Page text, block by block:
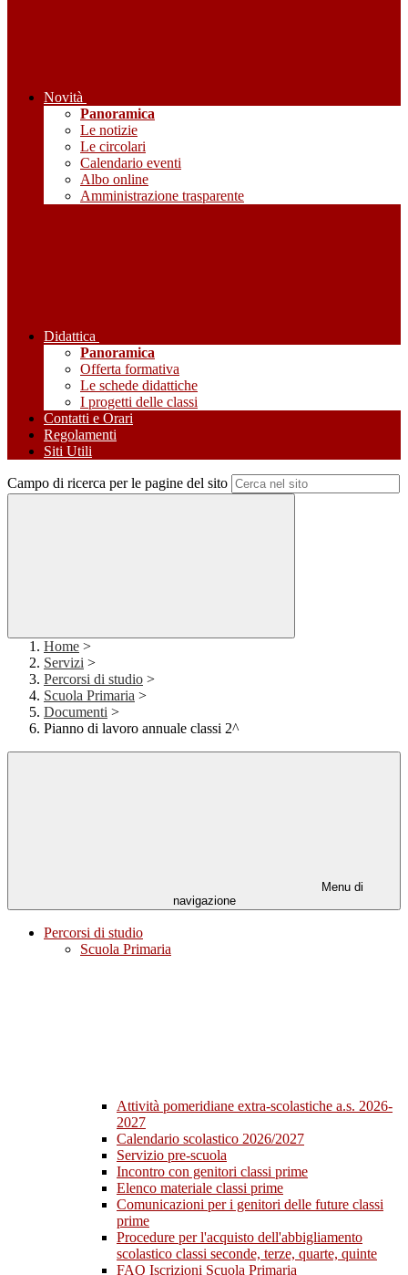
Novità
Panoramica
Le notizie
Le circolari
Calendario eventi
Albo online
Amministrazione trasparente
Didattica
Panoramica
Offerta formativa
Le schede didattiche
I progetti delle classi
Contatti e Orari
Regolamenti
Siti Utili
Campo di ricerca per le pagine del sito
Home >
Servizi >
Percorsi di studio >
Scuola Primaria >
Documenti >
Pianno di lavoro annuale classi 2^
Menu di
navigazione
Percorsi di studio
Scuola Primaria
Attività pomeridiane extra-scolastiche a.s. 2026-
2027
Calendario scolastico 2026/2027
Servizio pre-scuola
Incontro con genitori classi prime
Elenco materiale classi prime
Comunicazioni per i genitori delle future classi
prime
Procedure per l'acquisto dell'abbigliamento
scolastico classi seconde, terze, quarte, quinte
FAQ Iscrizioni Scuola Primaria